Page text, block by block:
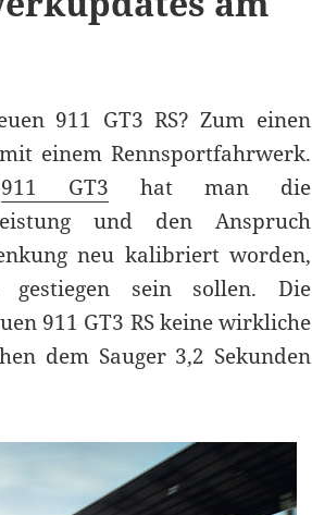
911 GT3 RS? Zum einen
einem Rennsportfahrwerk.
911 GT3 hat man die
und den Anspruch
neu kalibriert worden,
sein sollen. Die
911 GT3 RS keine wirkliche
dem Sauger 3,2 Sekunden